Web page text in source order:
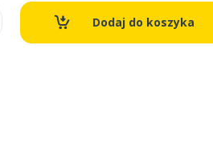
Dodaj do koszyka